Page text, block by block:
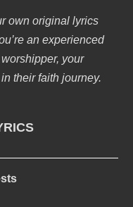
own original lyrics
an experienced
your
their faith journey.